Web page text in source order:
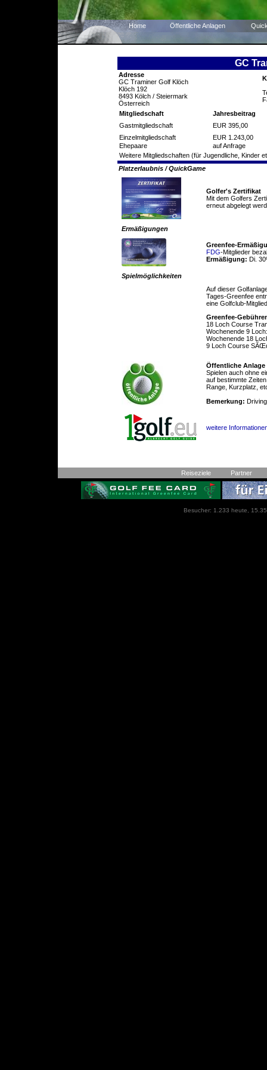
Home Öffentliche Anlagen
GC
Adresse
GC Traminer Golf Klöch
Klöch 192
8493 Kölch / Steiermark
Österreich
Mitgliedschaft
Jahresbeitrag
Gastmitgliedschaft
EUR 395,00
Einzelmitgliedschaft
EUR 1.243,00
Ehepaare
auf Anfrage
Weitere Mitgliedschaften (für Jugendliche, Kinder
Platzerlaubnis / QuickGame
Golfer's Zertifikat
Mit dem Golfers
erneut abgelegt
Ermäßigungen
Greenfee-
FDG-Mitglieder
Ermäßigung: Di.
Spielmöglichkeiten
Auf dieser
Tages-Greenfee
eine Golfclub-
Greenfee-
18 Loch Course
Wochenende 9
Wochenende 18
9 Loch Course
Öffentliche Anlage
Spielen auch ohne
auf bestimmte
Range, Kurzplatz,
Bemerkung:
weitere
Reiseziele Partner
Besucher: 1.233 heute,